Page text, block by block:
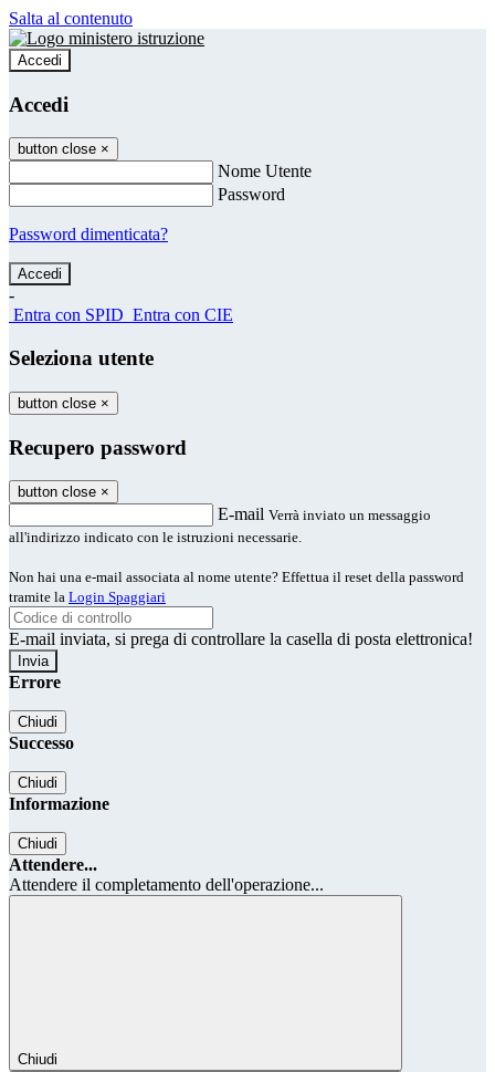
Salta al contenuto
Accedi
Accedi
button close ×
Nome Utente
Password
Password dimenticata?
-
Entra con SPID Entra con CIE
Seleziona utente
button close ×
Recupero password
button close ×
E-mail Verrà inviato un messaggio
all'indirizzo indicato con le istruzioni necessarie.
Non hai una e-mail associata al nome utente? Effettua il reset della password
tramite la Login Spaggiari
E-mail inviata, si prega di controllare la casella di posta elettronica!
Errore
Chiudi
Successo
Chiudi
Informazione
Chiudi
Attendere...
Attendere il completamento dell'operazione...
Chiudi